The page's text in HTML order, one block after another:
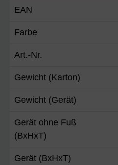
EAN
Farbe
Art.-Nr.
Gewicht (Karton)
Gewicht (Gerät)
Gerät ohne Fuß
(BxHxT)
Gerät (BxHxT)